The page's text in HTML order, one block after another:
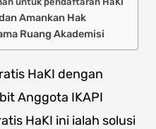
Amankan Hak
Ruang Akademisi
HaKI dengan
Anggota IKAPI
HaKI ini ialah solusi